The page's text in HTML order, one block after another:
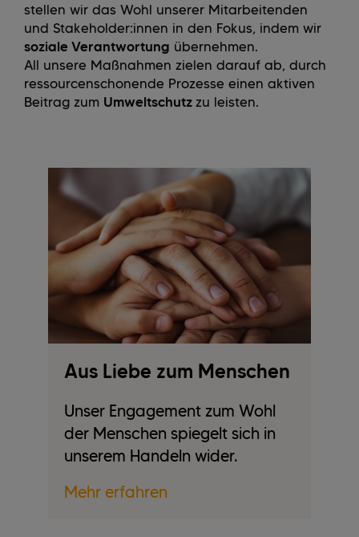
stellen wir das Wohl unserer Mitarbeitenden
und Stakeholder:innen in den Fokus, indem wir
soziale Verantwortung übernehmen.
All unsere Maßnahmen zielen darauf ab, durch
ressourcenschonende Prozesse einen aktiven
Beitrag zum Umweltschutz zu leisten.
Aus Liebe zum Menschen
Unser Engagement zum Wohl
der Menschen spiegelt sich in
unserem Handeln wider.
Mehr erfahren